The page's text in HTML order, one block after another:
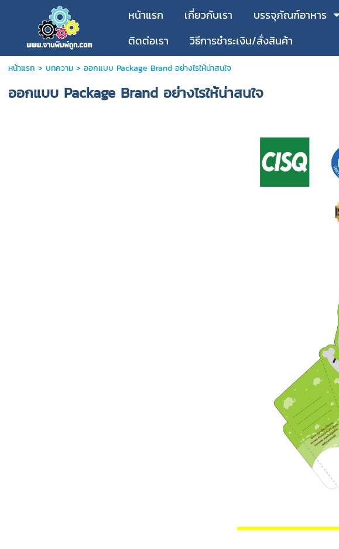
หน้าแรก เกี่ยวกับเรา บรรจุภัณฑ์อาหาร
ติดต่อเรา
วิธีการชำระเงิน/สั่งสินค้า
หน้าแรก > บทความ> ออกแบบ Package Brand อย่างไรให้น่าสนใจ
ออกแบบ Package Brand อย่างไรให้น่าสนใจ